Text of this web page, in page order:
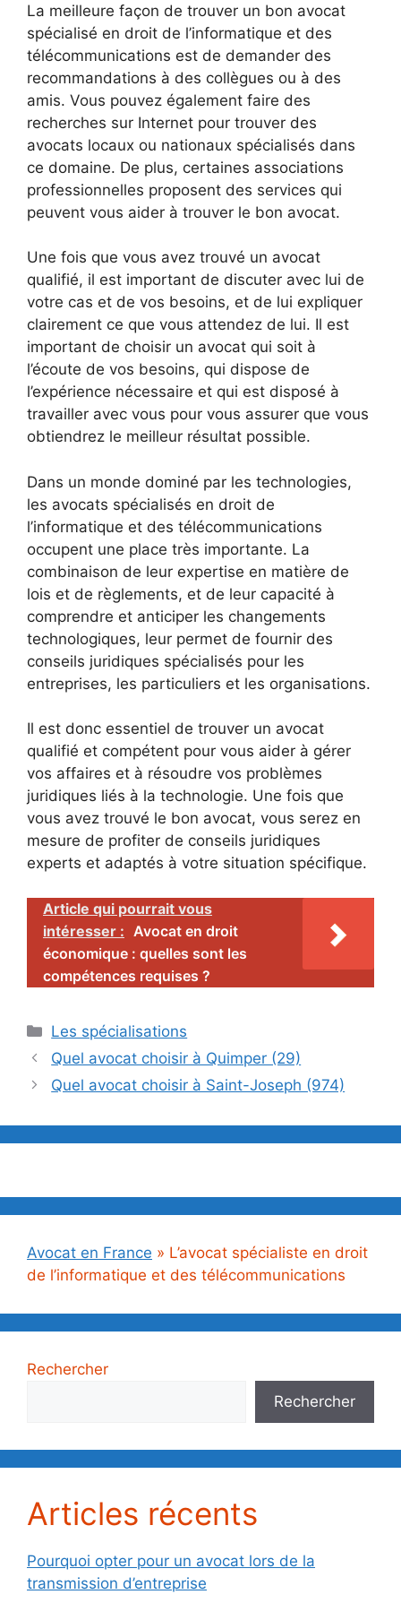
La meilleure façon de trouver un bon avocat
spécialisé en droit de l’informatique et des
télécommunications est de demander des
recommandations à des collègues ou à des
amis. Vous pouvez également faire des
recherches sur Internet pour trouver des
avocats locaux ou nationaux spécialisés dans
ce domaine. De plus, certaines associations
professionnelles proposent des services qui
peuvent vous aider à trouver le bon avocat.
Une fois que vous avez trouvé un avocat
qualifié, il est important de discuter avec lui de
votre cas et de vos besoins, et de lui expliquer
clairement ce que vous attendez de lui. Il est
important de choisir un avocat qui soit à
l’écoute de vos besoins, qui dispose de
l’expérience nécessaire et qui est disposé à
travailler avec vous pour vous assurer que vous
obtiendrez le meilleur résultat possible.
Dans un monde dominé par les technologies,
les avocats spécialisés en droit de
l’informatique et des télécommunications
occupent une place très importante. La
combinaison de leur expertise en matière de
lois et de règlements, et de leur capacité à
comprendre et anticiper les changements
technologiques, leur permet de fournir des
conseils juridiques spécialisés pour les
entreprises, les particuliers et les organisations.
Il est donc essentiel de trouver un avocat
qualifié et compétent pour vous aider à gérer
vos affaires et à résoudre vos problèmes
juridiques liés à la technologie. Une fois que
vous avez trouvé le bon avocat, vous serez en
mesure de profiter de conseils juridiques
experts et adaptés à votre situation spécifique.
Article qui pourrait vous
intéresser : Avocat en droit
économique : quelles sont les
compétences requises ?
Catégories
Les spécialisations
Quel avocat choisir à Quimper (29)
Quel avocat choisir à Saint-Joseph (974)
Avocat en France » L’avocat spécialiste en droit
de l’informatique et des télécommunications
Rechercher
Rechercher
Articles récents
Pourquoi opter pour un avocat lors de la
transmission d’entreprise